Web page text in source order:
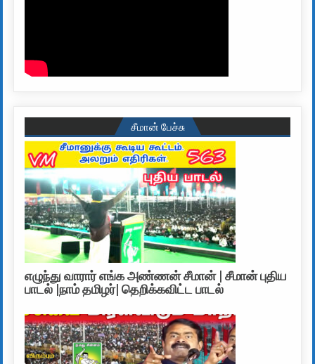
சீமான் பேச்சு
எழுந்து வாரார் எங்க அண்ணன் சீமான் | சீமான் புதிய
பாடல் |நாம் தமிழர்| தெறிக்கவிட்ட பாடல்